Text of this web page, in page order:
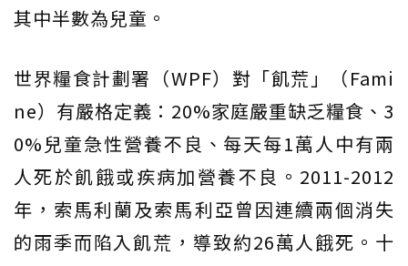
其中半數為兒童。
世界糧食計劃署（WPF）對「飢荒」（Fami
ne）有嚴格定義：20%家庭嚴重缺乏糧食、3
0%兒童急性營養不良、每天每1萬人中有兩
人死於飢餓或疾病加營養不良。2011-2012
年，索馬利蘭及索馬利亞曾因連續兩個消失
的雨季而陷入飢荒，導致約26萬人餓死。十